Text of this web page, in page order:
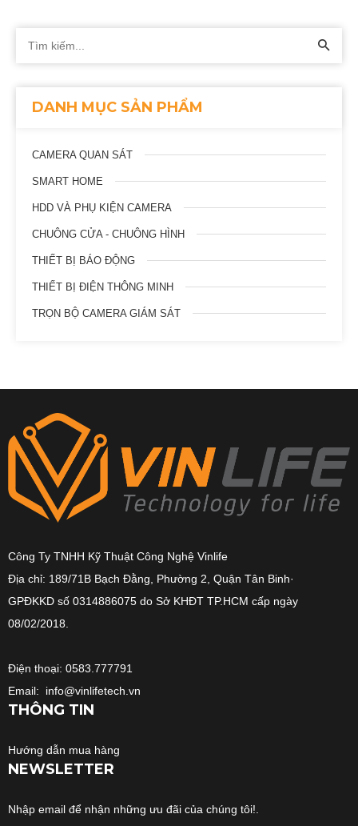
DANH MỤC SẢN PHẨM
CAMERA QUAN SÁT
SMART HOME
HDD VÀ PHỤ KIỆN CAMERA
CHUÔNG CỬA - CHUÔNG HÌNH
THIẾT BỊ BÁO ĐỘNG
THIẾT BỊ ĐIỆN THÔNG MINH
TRỌN BỘ CAMERA GIÁM SÁT
Công Ty TNHH Kỹ Thuật Công Nghệ Vinlife
Địa chỉ: 189/71B Bạch Đằng, Phường 2, Quận Tân Binh·
GPĐKKD số 0314886075 do Sở KHĐT TP.HCM cấp ngày
08/02/2018.
Điện thoại: 0583.777791
Email: info@vinlifetech.vn
THÔNG TIN
Hướng dẫn mua hàng
NEWSLETTER
Nhập email để nhận những ưu đãi của chúng tôi!.